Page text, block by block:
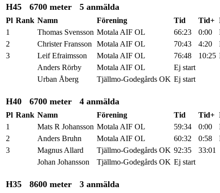
H45 6700 meter 5 anmälda
Pl Rank Namn Förening Tid Tid+
1
Thomas Svensson Motala AIF OL 66:23 0:00
2
Christer Fransson Motala AIF OL 70:43 4:20
3
Leif Efraimsson Motala AIF OL 76:48 10:25
Anders Rörby
Motala AIF OL
Ej start
Urban Åberg
Tjällmo-Godegårds OK Ej start
H40 6700 meter 4 anmälda
Pl Rank Namn Förening Tid Tid+
1
Mats R Johansson Motala AIF OL 59:34 0:00
2
Anders Bruhn Motala AIF OL 60:32 0:58
3
Magnus Allard Tjällmo-Godegårds OK 92:35
33:01
Johan Johansson
Tjällmo-Godegårds OK Ej start
H35 8600 meter 3 anmälda